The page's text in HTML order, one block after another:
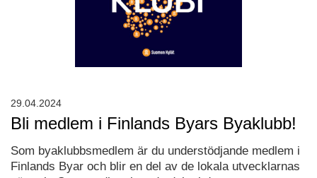
Bli medlem i Finlands Byars Byaklubb!
Som byaklubbsmedlem är du understödjande medlem i
Finlands Byar och blir en del av de lokala utvecklarnas
29.04.2024